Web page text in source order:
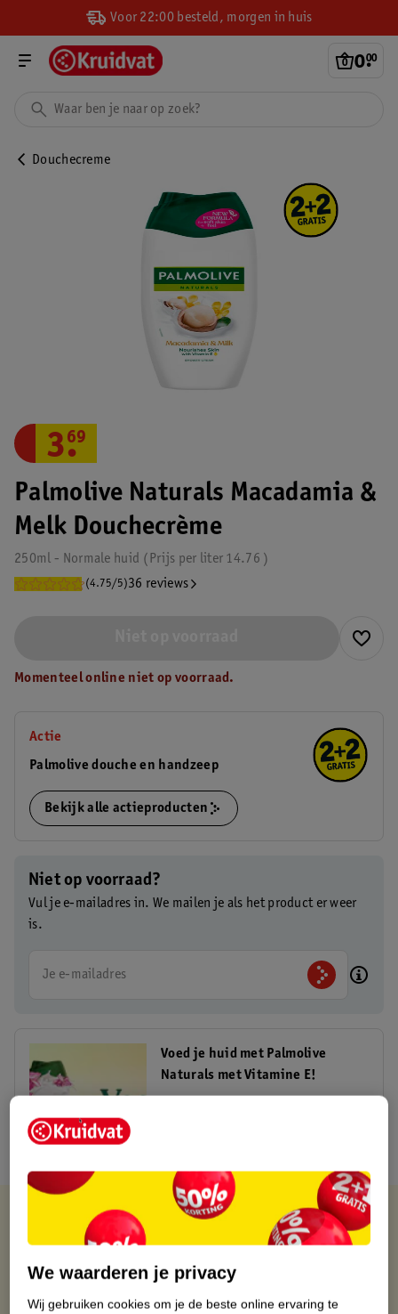
Voor 22:00 besteld, morgen in huis
0.
00
Douchecreme
Palmolive Naturals Macadamia &
Melk Douchecrème
250ml - Normale huid 14.76
Prijs per liter
(4.75/5)36 reviews
3.
69
Momenteel online niet op voorraad.
Actie
Palmolive douche en handzeep
Bekijk alle actieproducten
Niet op voorraad?
Vul je e-mailadres in. We mailen je als het product er weer
is.
Je e-mailadres
Voed je huid met Palmolive
Naturals met Vitamine E!
Kruidvat is altijd voordelig
Op werkdagen voor 22:00 uur besteld, volgende dag in huis
Gratis thuisbezorgd vanaf 50.00
We waarderen je privacy
Wij gebruiken cookies om je de beste online ervaring te